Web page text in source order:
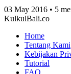
03 May 2016 • 5
KulkulBali.co
Home
Tentang Kami
Kebijakan
Tutorial